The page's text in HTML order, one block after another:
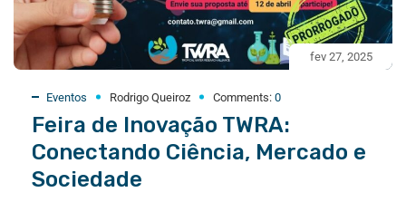
fev 27, 2025
Eventos Rodrigo Queiroz Comments: 0
Feira de Inovação TWRA:
Conectando Ciência, Mercado e
Sociedade